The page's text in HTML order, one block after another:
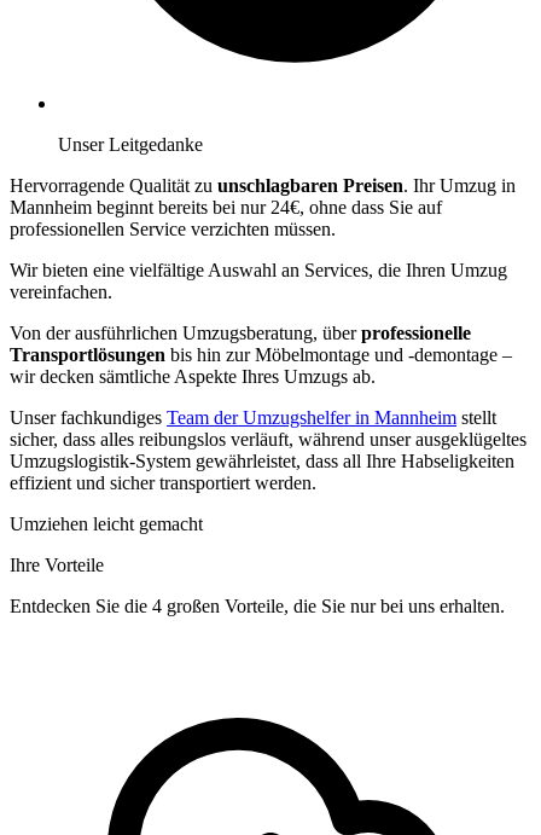
Unser Leitgedanke
Hervorragende Qualität zu unschlagbaren Preisen. Ihr Umzug in
Mannheim beginnt bereits bei nur 24€, ohne dass Sie auf
professionellen Service verzichten müssen.
Wir bieten eine vielfältige Auswahl an Services, die Ihren Umzug
vereinfachen.
Von der ausführlichen Umzugsberatung, überprofessionelle
Transportlösungen bis hin zur Möbelmontage und -demontage –
wir decken sämtliche Aspekte Ihres Umzugs ab.
Unser fachkundiges Team der Umzugshelfer in Mannheim stellt
sicher, dass alles reibungslos verläuft, während unser ausgeklügeltes
Umzugslogistik-System gewährleistet, dass all Ihre Habseligkeiten
effizient und sicher transportiert werden.
Umziehen leicht gemacht
Ihre Vorteile
Entdecken Sie die 4 großen Vorteile, die Sie nur bei uns erhalten.